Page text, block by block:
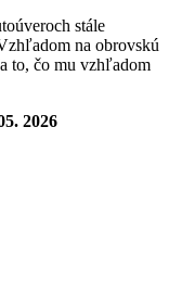
stále
na obrovskú
to, čo mu vzhľadom
2026